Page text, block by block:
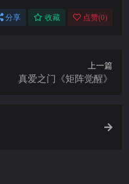
分享 收藏 点赞(0)
上一篇
真爱之门《矩阵觉醒》